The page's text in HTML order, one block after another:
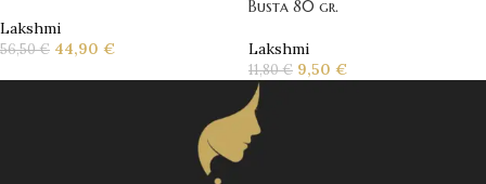
Lakshmi
56,50€ 44,90 €
Busta 80 gr.
Lakshmi
11,80€ 9,50 €